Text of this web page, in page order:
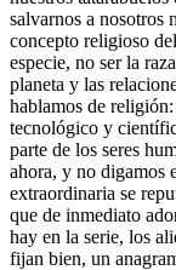
salvarnos a nosotros
concepto religioso
especie, no ser la
planeta y las
hablamos de
tecnológico y
parte de los seres
ahora, y no digamos
extraordinaria se
que de inmediato
hay en la serie, los
fijan bien, un